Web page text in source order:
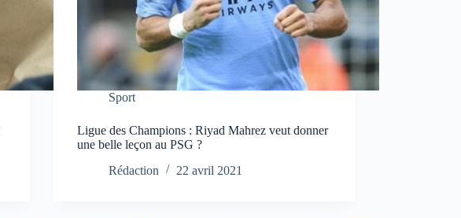
Sport
Ligue des Champions : Riyad Mahrez veut donner
une belle leçon au PSG ?
Rédaction
22 avril 2021